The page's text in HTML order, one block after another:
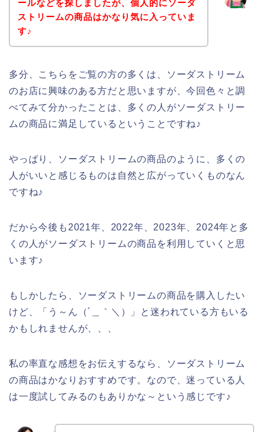
ールなどを探しましたが、個人的にソーダ
ストリームの商品はかなり気に入っていま
す♪
多分、こちらをご覧の方の多くは、ソーダストリーム
のお店に興味のある方だと思いますが、今回色々と調
べてみて分かったことは、多くの人がソーダストリー
ムの商品に満足しているということですね♪
やっぱり、ソーダストリームの商品のように、多くの
人がいいと感じるものは自然と広がっていくものなん
ですね♪
だから今後も2021年、2022年、2023年、2024年と多
くの人がソーダストリームの商品を利用していくと思
います♪
もしかしたら、ソーダストリームの商品を購入したい
けど、「う～ん（´＿｀＼）」と迷われている方もいる
かもしれませんが、、、
私の率直な感想をお伝えするなら、ソーダストリーム
の商品はかなりおすすめです。なので、迷っている人
は一度試してみるのもありかな～という感じです♪